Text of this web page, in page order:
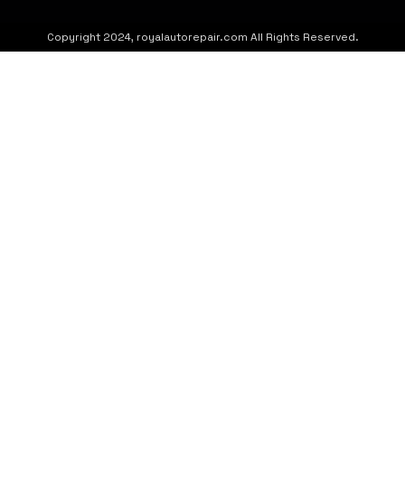
Copyright 2024, royalautorepair.com All Rights Reserved.